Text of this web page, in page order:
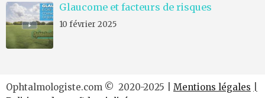
Glaucome et facteurs de risques
10 février 2025
Ophtalmologiste.com © 2020-2025 | Mentions légales